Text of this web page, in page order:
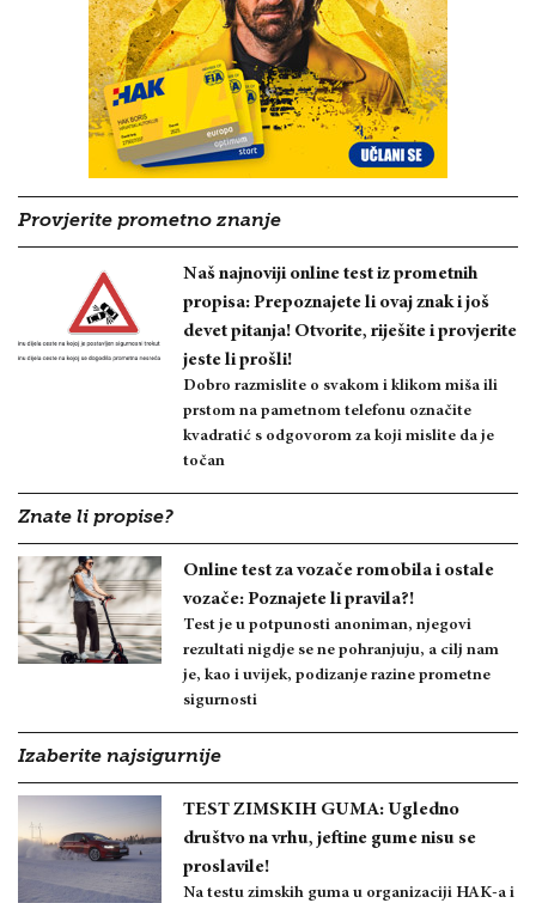
Provjerite prometno znanje
Naš najnoviji online test iz prometnih
propisa: Prepoznajete li ovaj znak i još
devet pitanja! Otvorite, riješite i provjerite
jeste li prošli!
Dobro razmislite o svakom i klikom miša ili
prstom na pametnom telefonu označite
kvadratić s odgovorom za koji mislite da je
točan
Znate li propise?
Online test za vozače romobila i ostale
vozače: Poznajete li pravila?!
Test je u potpunosti anoniman, njegovi
rezultati nigdje se ne pohranjuju, a cilj nam
je, kao i uvijek, podizanje razine prometne
sigurnosti
Izaberite najsigurnije
TEST ZIMSKIH GUMA: Ugledno
društvo na vrhu, jeftine gume nisu se
proslavile!
Na testu zimskih guma u organizaciji HAK-a i